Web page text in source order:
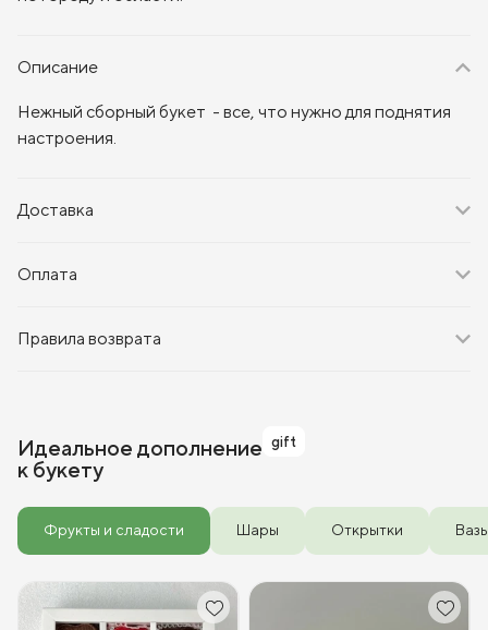
Описание
Нежный сборный букет - все, что нужно для поднятия
настроения.
Доставка
Оплата
Правила возврата
Идеальное дополнение
к букету
gift
Фрукты и сладости Шары Открытки